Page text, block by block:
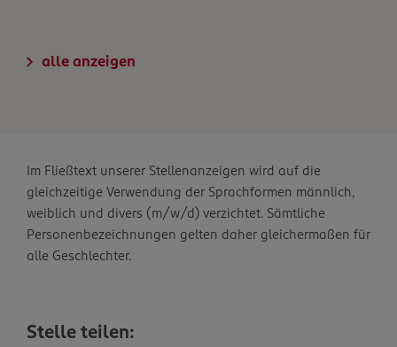
alle anzeigen
Im Fließtext unserer Stellenanzeigen wird auf die
gleichzeitige Verwendung der Sprachformen männlich,
weiblich und divers (m/w/d) verzichtet. Sämtliche
Personenbezeichnungen gelten daher gleichermaßen für
alle Geschlechter.
Stelle teilen: